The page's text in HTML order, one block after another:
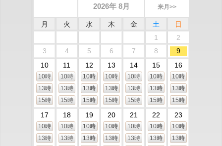
2026年 8月 来月>>
月 火 水 木 金 土
日
1
2
3
4 5 6 7 8
9
10
10時
13時
15時
11
10時
13時
15時
12
10時
13時
15時
13
10時
13時
15時
14
10時
13時
15時
15
10時
13時
15時
16
10時
13時
15時
17
10時
13時
18
10時
13時
19
10時
13時
20
10時
13時
21
10時
13時
22
10時
13時
23
10時
13時